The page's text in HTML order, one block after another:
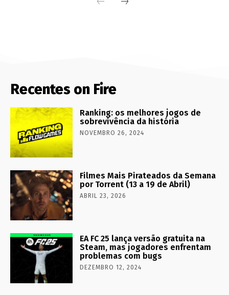
Recentes on Fire
Ranking: os melhores jogos de
sobrevivência da história
NOVEMBRO 26, 2024
Filmes Mais Pirateados da Semana
por Torrent (13 a 19 de Abril)
ABRIL 23, 2026
EA FC 25 lança versão gratuita na
Steam, mas jogadores enfrentam
problemas com bugs
DEZEMBRO 12, 2024